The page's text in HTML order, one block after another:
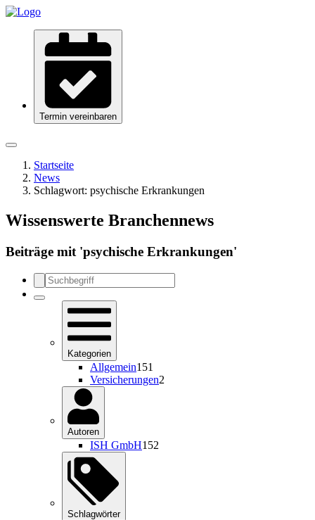
Termin vereinbaren
Startseite
News
Schlagwort: psychische Erkrankungen
Wissenswerte Branchennews
Beiträge mit 'psychische Erkrankungen'
Kategorien
Allgemein151
Versicherungen2
Autoren
ISH GmbH152
Schlagwörter